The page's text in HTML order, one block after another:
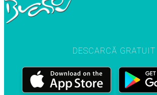
DESCARCĂ GRATUIT